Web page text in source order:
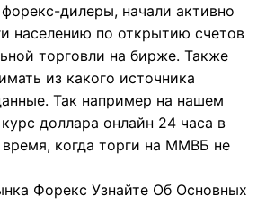
дилеры, начали активно
населению по открытию счетов
торговли на бирже. Также
из какого источника
Так например на нашем
доллара онлайн 24 часа в
когда торги на ММВБ не
Форекс Узнайте Об Основных